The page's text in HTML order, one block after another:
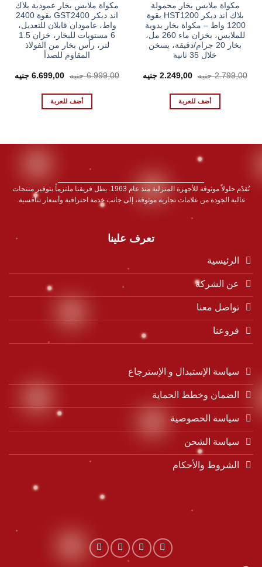
مكواة ملابس بخار محمولة
بلاك اند ديكر HST1200 بقوة
1200 واط – مكواة بخار يدوية
للملابس، بخزان ماء 260 مل،
بخار 20 جرام/دقيقة، يسخن
خلال 35 ثانية
2.799,00 جنيه السعر
2.799,00 EGP.
2.249,00 جنيهالسعر
أضف للعربة
مكواة ملابس بخار عمودية بلاك
اند ديكر GST2400 بقوة 2400
واط، عامودان قابلان للتعديل،
6 مستويات للبخار، خزان 1.5
لتر، رأس بخار من الفولاذ
المقاوم للصدأ
6.999,00 جنيه السعر
6.999,00 EGP.
6.699,00 جنيه
أضف للعربة
نُقدّم حلولاً موثوقة للأجهزة المنزلية منذ عام 1963. يظل فريقنا ملتزماً بتوفير منتجات
عالية الجودة من علامات تجارية موثوقة، إلى جانب خدمة احترافية وأسعار تنافسية.
تعرف علينا
الرئيسية
عن الشركة
تواصل معنا
فروعنا
سياسة الإستبدال و الإسترجاع
الضمان وخطط الحماية
سياسة الخصوصية
سياسة الشحن
الشروط والأحكام